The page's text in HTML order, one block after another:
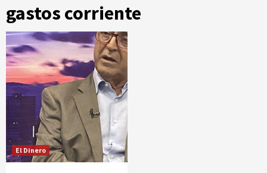
gastos corriente
El Dinero